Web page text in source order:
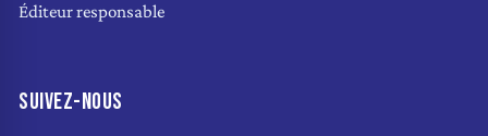
Éditeur responsable
SUIVEZ-NOUS